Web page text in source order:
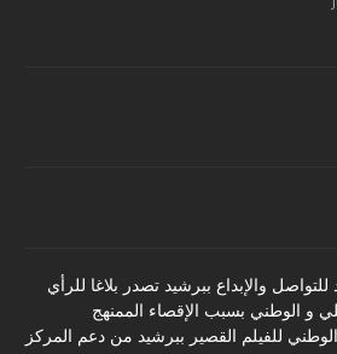
للتواصل والإبداع ببرشيد تصدر بلاغا للرأي
و الوطني بسبب الإقصاء الممنهج
للفيلم القصير ببرشيد من دعم المركز